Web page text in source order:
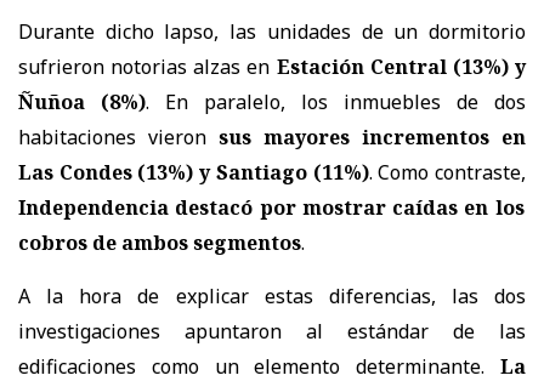
Durante dicho lapso, las unidades de un dormitorio
sufrieron notorias alzas en Estación Central (13%) y
Ñuñoa (8%). En paralelo, los inmuebles de dos
habitaciones vieron sus mayores incrementos en
Las Condes (13%) y Santiago (11%). Como contraste,
Independencia destacó por mostrar caídas en los
cobros de ambos segmentos.
A la hora de explicar estas diferencias, las dos
investigaciones apuntaron al estándar de las
edificaciones como un elemento determinante. La